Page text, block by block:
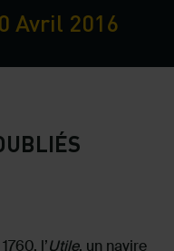
Avril 2016
l’Utile, un navire